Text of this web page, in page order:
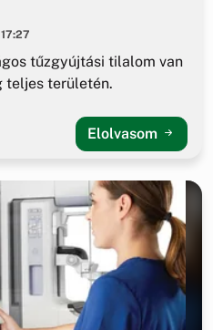
tűzgyújtási tilalom van
teljes területén.
Elolvasom